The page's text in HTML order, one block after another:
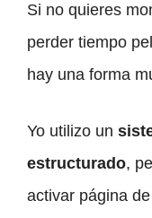
Si no quieres
perder tiempo
hay una forma
Yo utilizo un
estructurado,
activar página